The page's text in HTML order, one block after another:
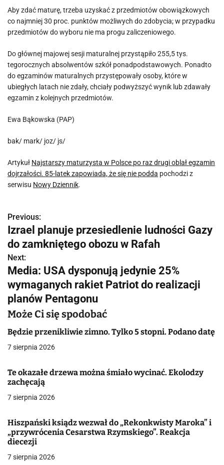
Aby zdać maturę, trzeba uzyskać z przedmiotów obowiązkowych
co najmniej 30 proc. punktów możliwych do zdobycia; w przypadku
przedmiotów do wyboru nie ma progu zaliczeniowego.
Do głównej majowej sesji maturalnej przystąpiło 255,5 tys.
tegorocznych absolwentów szkół ponadpodstawowych. Ponadto
do egzaminów maturalnych przystępowały osoby, które w
ubiegłych latach nie zdały, chciały podwyższyć wynik lub zdawały
egzamin z kolejnych przedmiotów.
Ewa Bąkowska (PAP)
bak/ mark/ joz/ js/
Artykuł Najstarszy maturzysta w Polsce po raz drugi oblał egzamin
dojrzałości. 85-latek zapowiada, że się nie podda pochodzi z
serwisu Nowy Dziennik.
N
a
w
i
g
a
c
j
a
w
i
s
Previous:
Izrael planuje przesiedlenie ludności Gazy
do zamkniętego obozu w Rafah
Next:
Media: USA dysponują jedynie 25%
wymaganych rakiet Patriot do realizacji
planów Pentagonu
Może Ci się spodobać
Będzie przenikliwie zimno. Tylko 5 stopni. Podano datę
7 sierpnia 2026
Te okazałe drzewa można śmiało wycinać. Ekolodzy
zachęcają
7 sierpnia 2026
Hiszpański ksiądz wezwał do „Rekonkwisty Maroka” i
„przywrócenia Cesarstwa Rzymskiego”. Reakcja
diecezji
7 sierpnia 2026